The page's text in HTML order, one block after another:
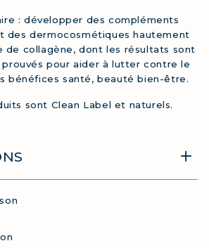
: développer des compléments
des dermocosmétiques hautement
de collagène, dont les résultats sont
pour aider à lutter contre le
bénéfices santé, beauté bien-être.
sont Clean Label et naturels.